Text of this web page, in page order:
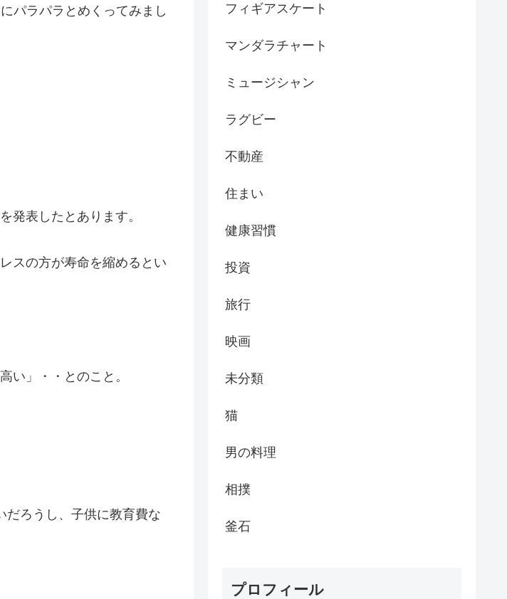
パラパラとめくってみまし
発表したとあります。
スの方が寿命を縮めるとい
い」・・とのこと。
だろうし、子供に教育費な
フィギアスケート
マンダラチャート
ミュージシャン
ラグビー
不動産
住まい
健康習慣
投資
旅行
映画
未分類
猫
男の料理
相撲
釜石
プロフィール